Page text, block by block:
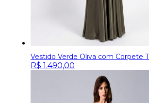
Vestido Verde Oliva com Corpete
R$ 1.490,00